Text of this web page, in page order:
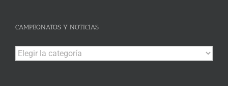
CAMPEONATOS Y NOTICIAS
Campeonatos
y